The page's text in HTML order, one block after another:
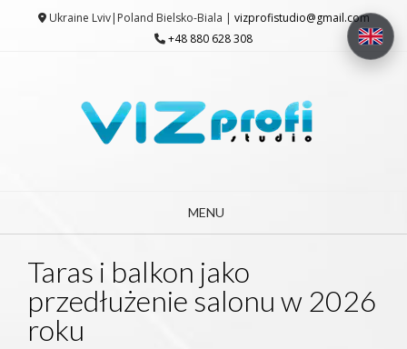
Ukraine Lviv|Poland Bielsko-Biala | vizprofistudio@gmail.com
+48 880 628 308
MENU
Taras i balkon jako
przedłużenie salonu w 2026
roku